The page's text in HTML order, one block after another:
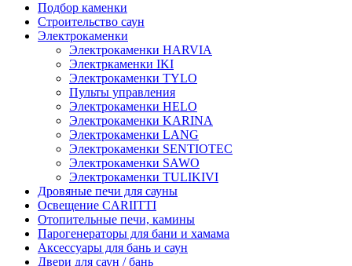
Подбор каменки
Строительство саун
Электрокаменки
Электрокаменки HARVIA
Электркаменки IKI
Электрокаменки TYLO
Пульты управления
Электрокаменки HELO
Электрокаменки KARINA
Электрокаменки LANG
Электрокаменки SENTIOTEC
Электрокаменки SAWO
Электрокаменки TULIKIVI
Дровяные печи для сауны
Освещение CARIITTI
Отопительные печи, камины
Парогенераторы для бани и хамама
Аксессуары для бань и саун
Двери для саун / бань